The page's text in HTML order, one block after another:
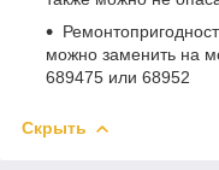
можно заменить на
689475 или 68952
Скрыть